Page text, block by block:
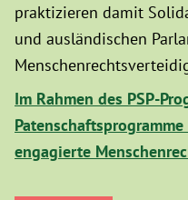
praktizieren damit
und ausländischen
Im Rahmen des PSP-
engagierte